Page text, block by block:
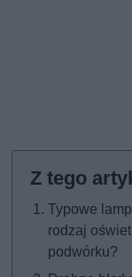
Typowe
rodzaj
podwórku?